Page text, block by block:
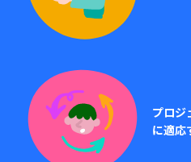
プロジ
に適応